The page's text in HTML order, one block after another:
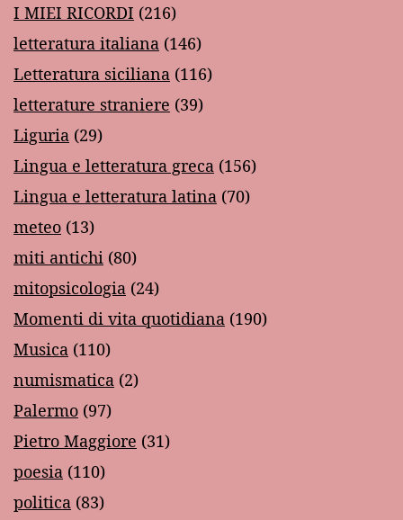
I MIEI RICORDI (216)
letteratura italiana (146)
Letteratura siciliana (116)
letterature straniere (39)
Liguria (29)
Lingua e letteratura greca (156)
Lingua e letteratura latina (70)
meteo (13)
miti antichi (80)
mitopsicologia (24)
Momenti di vita quotidiana (190)
Musica (110)
numismatica (2)
Palermo (97)
Pietro Maggiore (31)
poesia (110)
politica (83)